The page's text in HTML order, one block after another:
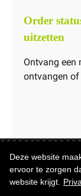
Order
uitzetten
Ontvang een
ontvangen of
Deze website
ervoor te zorgen
website krijgt.